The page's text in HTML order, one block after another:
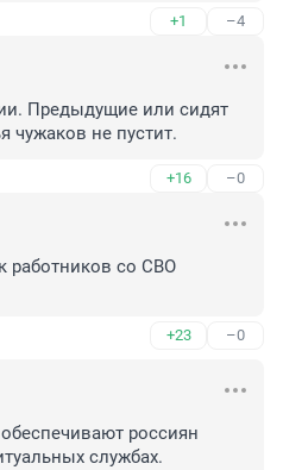
+1 –4
Предыдущие или сидят
чужаков не пустит.
+16 –0
работников со СВО
+23 –0
россиян
службах.